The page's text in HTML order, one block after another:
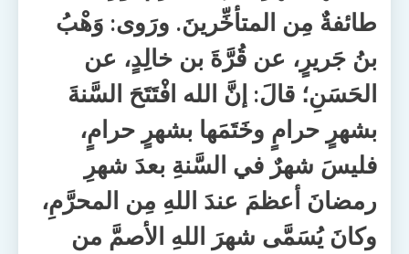
طائفةٌ مِن المتأخِّرينَ. ورَوى: وَهْبُ
بنُ جَريرٍ، عن قُرَّةَ بن خالِدٍ، عن
الحَسَنِ؛ قالَ: إنَّ الله افْتَتَحَ السَّنةَ
بشهرٍ حرامٍ وخَتَمَها بشهرٍ حرامٍ،
فليسَ شهرٌ في السَّنةِ بعدَ شهرِ
رمضانَ أعظمَ عندَ اللهِ مِن المحرَّمِ،
وكانَ يُسَمَّى شهرَ اللهِ الأصمَّ من